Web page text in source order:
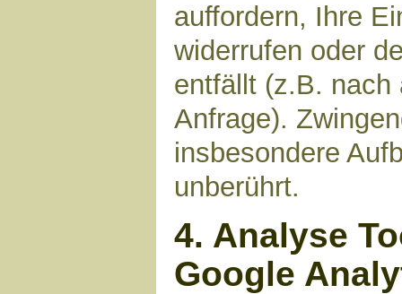
auffordern, Ihre
widerrufen oder
entfällt (z.B. nach
Anfrage).
insbesondere
unberührt.
4. Analyse
Google